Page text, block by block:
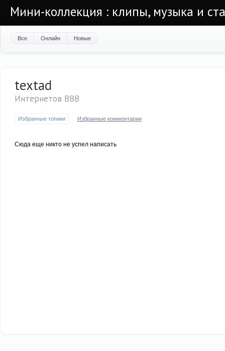
Мини-коллекция : клипы, музыка и
Все Онлайн Новые
textad
Интернетов ВВВ
Избранные топики Избранные комментарии
Сюда еще никто не успел написать